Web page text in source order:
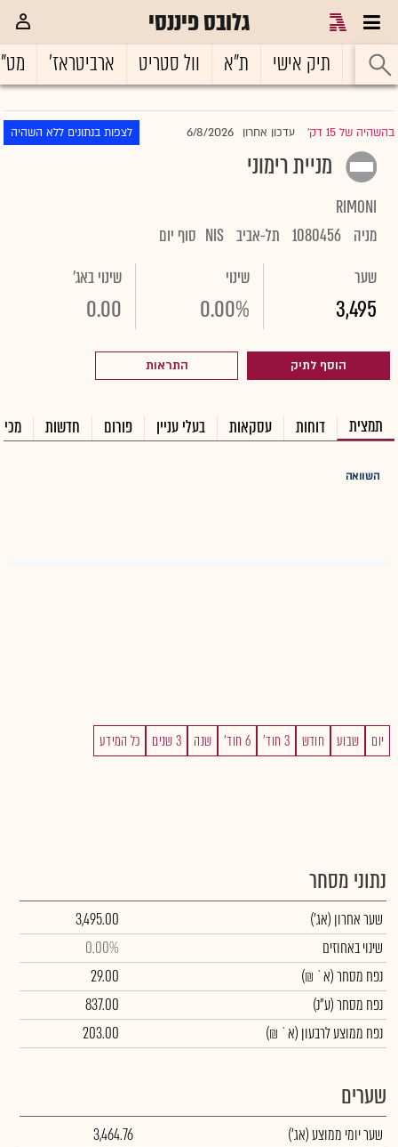
גלובס פיננסי
ראשי תיק אישי ת"א וול סטריט ארביטראז'
בהשהיה של 15 דק' |עדכון אחרון 6/8/2026 לצפות בנתונים ללא השהיה
מניית רימוני
RIMONI
מניה 1080456 תל-אביב NIS סוף יום
שער
3,495
שינוי
0.00%
שינוי באג'
0.00
הוסף לתיק התראות
תמצית דוחות עסקאות בעלי עניין פורום חדשות
השוואה
יום שבוע חודש 3 חוד' 6 חוד' שנה 3 שנים כל המידע
נתוני מסחר
שער אחרון (אג')
3,495.00
שינוי באחוזים
0.00%
נפח מסחר(א` ₪)
29.00
נפח מסחר(ע"נ)
837.00
נפח ממוצע לרבעון (א` ₪)
203.00
שערים
שער יומי ממוצע(אג')
3,464.76